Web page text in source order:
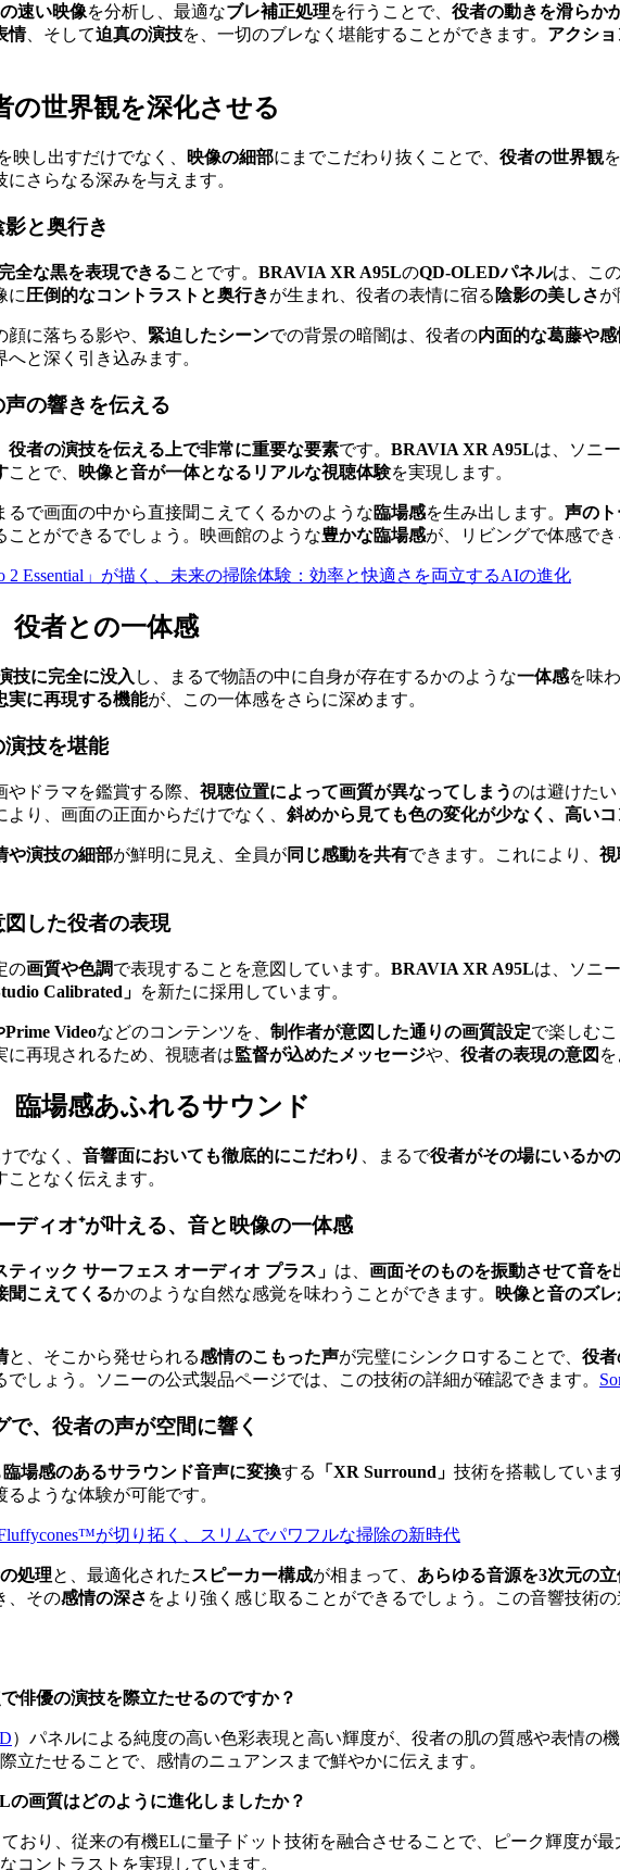
速い映像を分析し、最適なブレ補正処理を行うことで、 役者の動きを滑らか
情、そして迫真の演技を、一切のブレなく堪能することができます。 アクシ
の世界観を深化させる
映し出すだけでなく、 映像の細部にまでこだわり抜くことで、 役者の世界観
にさらなる深みを与えます。
と奥行き
完全な黒を表現できることです。 BRAVIA XR A95LのQD-OLEDパネルは、こ
に圧倒的なコントラストと奥行きが生まれ、役者の表情に宿る 陰影の美しさが
顔に落ちる影や、 緊迫したシーンでの背景の暗闇は、役者の内面的な葛藤や感
と深く引き込みます。
の響きを伝える
役者の演技を伝える上で非常に重要な要素です。 BRAVIA XR A95Lは、ソニ
ことで、 映像と音が一体となるリアルな視聴体験を実現します。
るで画面の中から直接聞こえてくるかのような臨場感を生み出します。 声の
ことができるでしょう。映画館のような豊かな臨場感が、リビングで体感でき
2 Essential」が描く、未来の掃除体験：効率と快適さを両立するAIの進化
役者との一体感
技に完全に没入 し、まるで物語の中に自身が存在するかのような一体感を味
実に再現する機能が、この一体感をさらに深めます。
技を堪能
ドラマを鑑賞する際、 視聴位置によって画質が異なってしまうのは避けたい
り、画面の正面からだけでなく、 斜めから見ても色の変化が少なく、高いコ
や演技の細部が鮮明に見え、全員が同じ感動を共有できます。これにより、 視
した役者の表現
の画質や色調で表現することを意図しています。 BRAVIA XR A95Lは、ソニ
Calibrated」 を新たに採用しています。
Videoなどのコンテンツを、 制作者が意図した通りの画質設定で楽しむ
に再現されるため、視聴者は監督が込めたメッセージや、 役者の表現の意図
臨場感あふれるサウンド
でなく、 音響面においても徹底的にこだわり 、まるで役者がその場にいるか
となく伝えます。
ディオ⁺が叶える、音と映像の一体感
ティック サーフェス オーディオ プラス」 は、 画面そのものを振動させて音を
聞こえてくるかのような自然な感覚を味わうことができます。 映像と音のズ
と、そこから発せられる感情のこもった声が完璧にシンクロすることで、 役
しょう。ソニーの公式製品ページでは、この技術の詳細が確認できます。
、役者の声が空間に響く
臨場感のあるサラウンド音声に変換する 「XR Surround」 技術を搭載していま
ような体験が可能です。
Fluffycones™が切り拓く、スリムでパワフルな掃除の新時代
処理と、最適化された スピーカー構成が相まって、 あらゆる音源を3次元の
、その感情の深さ をより強く感じ取ることができるでしょう。この音響技術の
俳優の演技を際立たせるのですか？
） パネルによる純度の高い色彩表現と高い輝度が、役者の肌の質感や表情の
立たせることで、感情のニュアンスまで鮮やかに伝えます。
画質はどのように進化しましたか？
おり、従来の有機ELに量子ドット技術を融合させることで、ピーク輝度が
コントラストを実現しています。